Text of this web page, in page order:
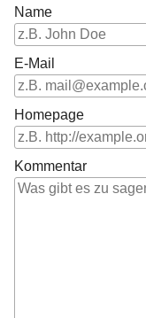
Name
E-Mail
Homepage
Kommentar